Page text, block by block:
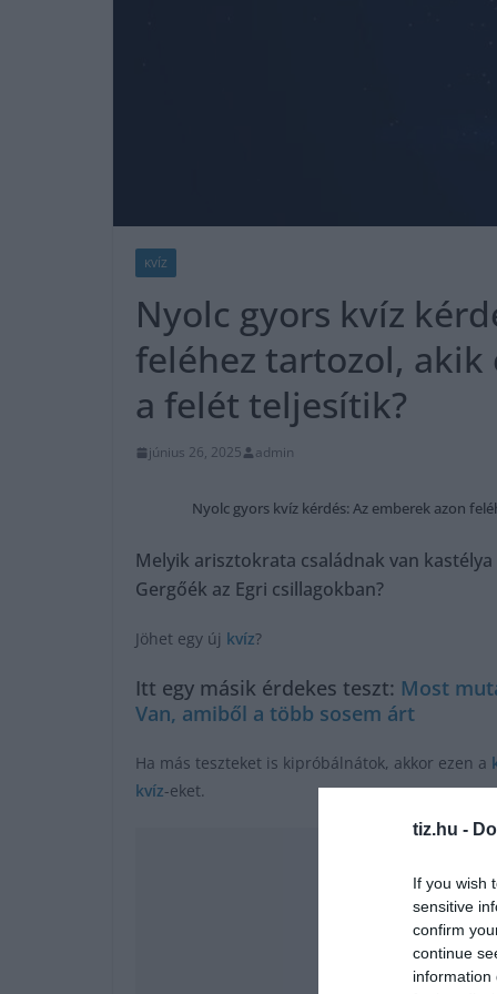
tiz.hu -
If you wish
sensitive
confirm
continue
information
KVÍZ
Nyolc gyors kvíz
feléhez tartozol,
a felét teljesítik?
június 26, 2025 admin
Nyolc gyors kvíz kérdés: Az emberek azon
Melyik arisztokrata családnak van
Gergőék az Egri csillagokban?
Jöhet egy új kvíz?
Itt egy másik érdekes teszt: Most
Van, amiből a több sosem árt
Ha más teszteket is kipróbálnátok, akkor ezen a
kvíz-eket.